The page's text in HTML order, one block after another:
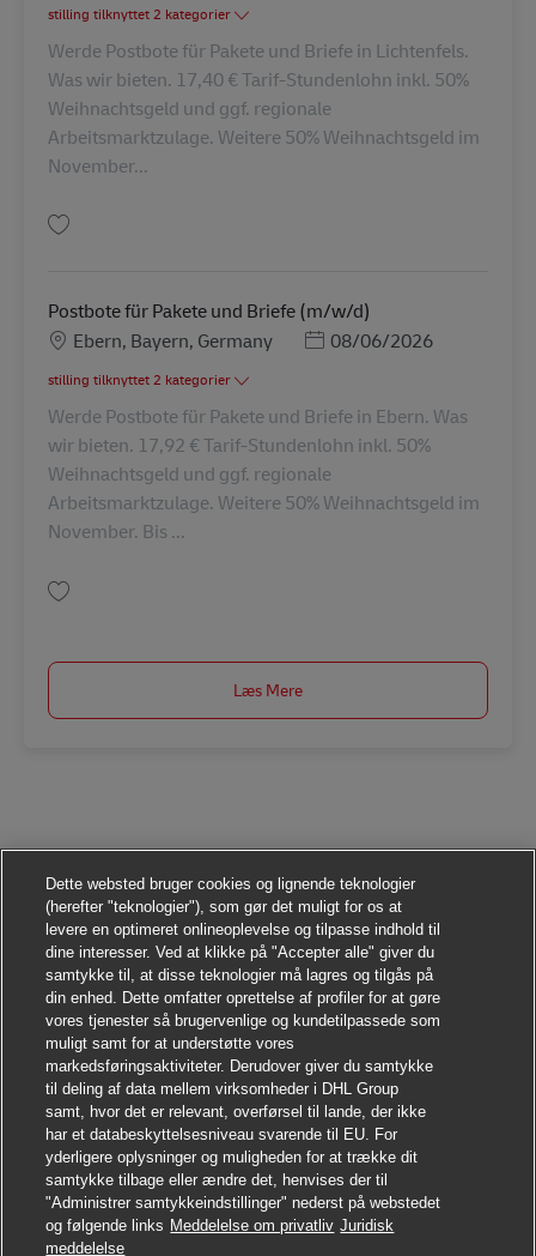
Søg jobbet
stilling tilknyttet 2 kategorier
Werde Postbote für Pakete und Briefe in Lichtenfels.
Was wir bieten. 17,40 € Tarif-Stundenlohn inkl. 50%
Weihnachtsgeld und ggf. regionale
Arbeitsmarktzulage. Weitere 50% Weihnachtsgeld im
November...
Postbote für Pakete und Briefe (m/w/d)
Lokation
Ebern, Bayern, Germany Posted Date
08/06/2026
stilling tilknyttet 2 kategorier
Werde Postbote für Pakete und Briefe in Ebern. Was
wir bieten. 17,92 € Tarif-Stundenlohn inkl. 50%
Weihnachtsgeld und ggf. regionale
Arbeitsmarktzulage. Weitere 50% Weihnachtsgeld im
November. Bis ...
Læs Mere
Dette websted bruger cookies og lignende teknologier
(herefter "teknologier"), som gør det muligt for os at
levere en optimeret onlineoplevelse og tilpasse indhold til
dine interesser. Ved at klikke på "Accepter alle" giver du
samtykke til, at disse teknologier må lagres og tilgås på
din enhed. Dette omfatter oprettelse af profiler for at gøre
vores tjenester så brugervenlige og kundetilpassede som
muligt samt for at understøtte vores
markedsføringsaktiviteter. Derudover giver du samtykke
til deling af data mellem virksomheder i DHL Group
samt, hvor det er relevant, overførsel til lande, der ikke
har et databeskyttelsesniveau svarende til EU. For
yderligere oplysninger og muligheden for at trække dit
samtykke tilbage eller ændre det, henvises der til
"Administrer samtykkeindstillinger" nederst på webstedet
og følgende links Meddelelse om privatliv Juridisk
meddelelse